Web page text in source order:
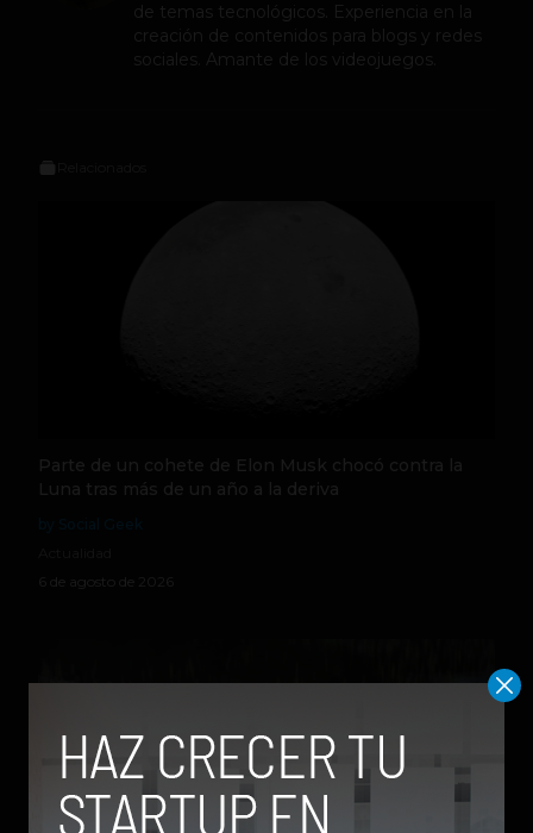
de temas tecnológicos. Experiencia en la
creación de contenidos para blogs y redes
sociales. Amante de los videojuegos.
Parte de un cohete de Elon Musk chocó contra la
Luna tras más de un año a la deriva
6 de agosto de 2026